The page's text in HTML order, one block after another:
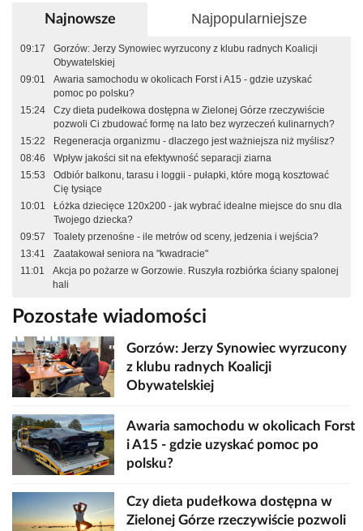
Najnowsze Najpopularniejsze
09:17
Gorzów: Jerzy Synowiec wyrzucony z klubu radnych Koalicji
Obywatelskiej
09:01
Awaria samochodu w okolicach Forst i A15 - gdzie uzyskać
pomoc po polsku?
15:24
Czy dieta pudełkowa dostępna w Zielonej Górze rzeczywiście
pozwoli Ci zbudować formę na lato bez wyrzeczeń kulinarnych?
15:22
Regeneracja organizmu - dlaczego jest ważniejsza niż myślisz?
08:46
Wpływ jakości sit na efektywność separacji ziarna
15:53
Odbiór balkonu, tarasu i loggii - pułapki, które mogą kosztować
Cię tysiące
10:01
Łóżka dziecięce 120x200 - jak wybrać idealne miejsce do snu dla
Twojego dziecka?
09:57
Toalety przenośne - ile metrów od sceny, jedzenia i wejścia?
13:41
Zaatakował seniora na "kwadracie"
11:01
Akcja po pożarze w Gorzowie. Ruszyła rozbiórka ściany spalonej
hali
Pozostałe wiadomości
Gorzów: Jerzy Synowiec wyrzucony
z klubu radnych Koalicji
Obywatelskiej
Awaria samochodu w okolicach Forst
i A15 - gdzie uzyskać pomoc po
polsku?
Czy dieta pudełkowa dostępna w
Zielonej Górze rzeczywiście pozwoli